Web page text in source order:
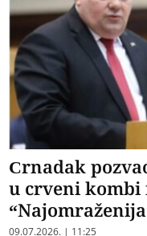
Crnadak
u crveni kombi
09.07.2026. | 11:25